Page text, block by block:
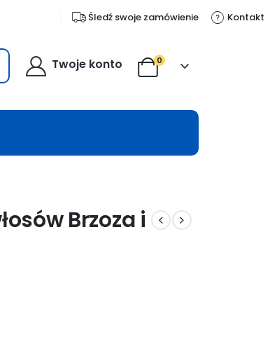
Śledź swoje zamówienie Kontakt
Twoje konto 0
Brzoza i